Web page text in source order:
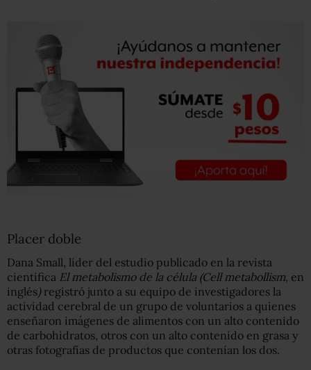
Placer doble
Dana Small, líder del estudio publicado en la revista
científica El metabolismo de la célula (Cell metabollism, en
inglés) registró junto a su equipo de investigadores la
actividad cerebral de un grupo de voluntarios a quienes
enseñaron imágenes de alimentos con un alto contenido
de carbohidratos, otros con un alto contenido en grasa y
otras fotografías de productos que contenían los dos.